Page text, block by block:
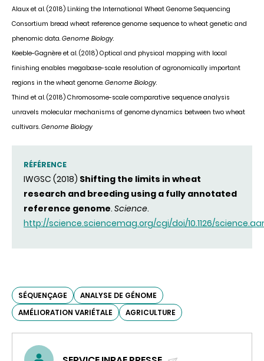
Alaux et al. (2018) Linking the International Wheat Genome Sequencing
Consortium bread wheat reference genome sequence to wheat genetic and
phenomic data. Genome Biology.
Keeble-Gagnère et al. (2018) Optical and physical mapping with local
finishing enables megabase-scale resolution of agronomically important
regions in the wheat genome. Genome Biology.
Thind et al. (2018) Chromosome-scale comparative sequence analysis
unravels molecular mechanisms of genome dynamics between two wheat
cultivars. Genome Biology
RÉFÉRENCE
IWGSC (2018) Shifting the limits in wheat
research and breeding using a fully annotated
reference genome. Science.
http://science.sciencemag.org/cgi/doi/10.1126/
SÉQUENÇAGE
ANALYSE DE GÉNOME
AMÉLIORATION VARIÉTALE
AGRICULTURE